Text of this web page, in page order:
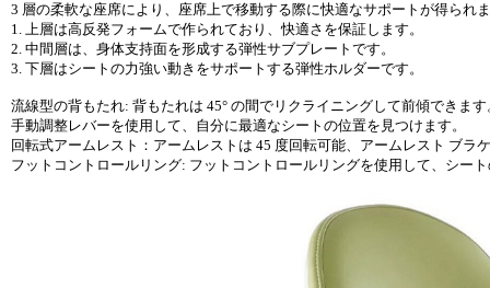
3 層の柔軟な座席により、座席上で移動する際に快適なサポートが得られ
1. 上層は高反発フォームで作られており、快適さを保証します。
2. 中間層は、身体支持面を形成する弾性サブプレートです。
3. 下層はシートの力強い動きをサポートする弾性ホルダーです。
流線型の背もたれ: 背もたれは 45° の間でリクライニングして前傾できま
手動調整レバーを使用して、自分に最適なシートの位置を見つけます。
回転式アームレスト：アームレストは 45 度回転可能、アームレスト ブ
フットコントロールリング: フットコントロールリングを使用して、シー